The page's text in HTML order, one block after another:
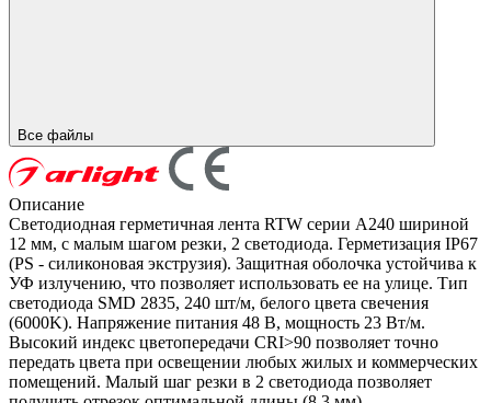
Все файлы
Описание
Светодиодная герметичная лента RTW серии A240 шириной
12 мм, с малым шагом резки, 2 светодиода. Герметизация IP67
(PS - силиконовая экструзия). Защитная оболочка устойчива к
УФ излучению, что позволяет использовать ее на улице. Тип
светодиода SMD 2835, 240 шт/м, белого цвета свечения
(6000K). Напряжение питания 48 В, мощность 23 Вт/м.
Высокий индекс цветопередачи CRI>90 позволяет точно
передать цвета при освещении любых жилых и коммерческих
помещений. Малый шаг резки в 2 светодиода позволяет